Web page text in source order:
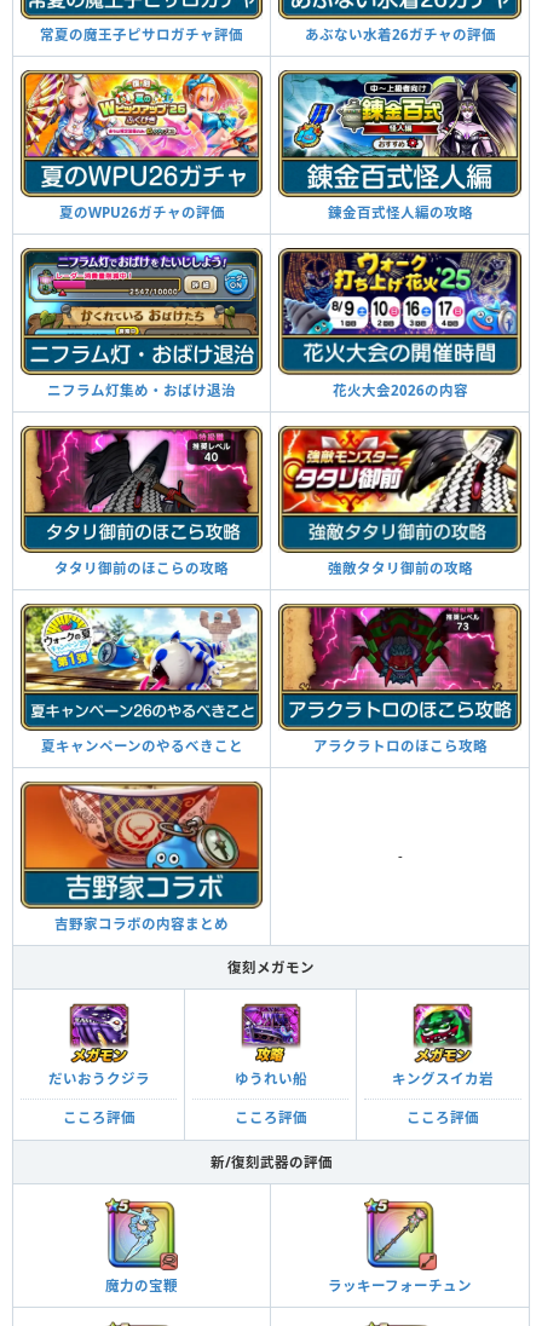
常夏の魔王子ピサロガチャ評価 あぶない水着26ガチャの評価
夏のWPU26ガチャの評価 錬金百式怪人編の攻略
ニフラム灯集め・おばけ退治 花火大会2026の内容
タタリ御前のほこらの攻略 強敵タタリ御前の攻略
夏キャンペーンのやるべきこと アラクラトロのほこら攻略
吉野家コラボの内容まとめ
-
復刻メガモン
だいおうクジラ
こころ評価
ゆうれい船
こころ評価
キングスイカ岩
こころ評価
新/復刻武器の評価
魔力の宝鞭 ラッキーフォーチュン